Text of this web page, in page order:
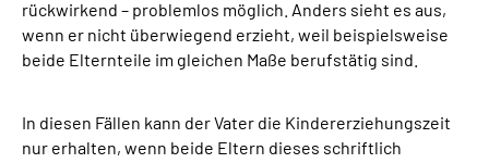
rückwirkend – problemlos möglich. Anders sieht es aus,
wenn er nicht überwiegend erzieht, weil beispielsweise
beide Elternteile im gleichen Maße berufstätig sind.
In diesen Fällen kann der Vater die Kindererziehungszeit
nur erhalten, wenn beide Eltern dieses schriftlich